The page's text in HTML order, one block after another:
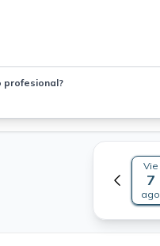
profesional?
Vie
7
ago